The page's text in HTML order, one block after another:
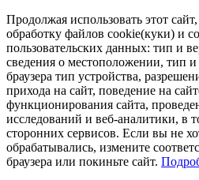
Продолжая использовать этот
обработку файлов cookie(куки) и
пользовательских данных: тип и
сведения о местоположении, тип
браузера тип устройства,
прихода на сайт, поведение на
функционирования сайта,
исследований и веб-аналитики, в
сторонних сервисов. Если вы не
обрабатывались, измените
браузера или покиньте сайт.